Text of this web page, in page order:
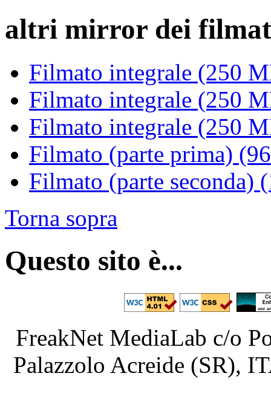
altri mirror dei
Filmato integrale (250
Filmato integrale (250
Filmato integrale (250
Filmato (parte prima)
Filmato (parte
Torna sopra
Questo sito è...
FreakNet MediaLab c/o
Palazzolo Acreide (SR),